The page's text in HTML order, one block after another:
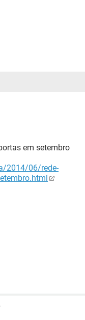
em setembro
2014/06/rede-